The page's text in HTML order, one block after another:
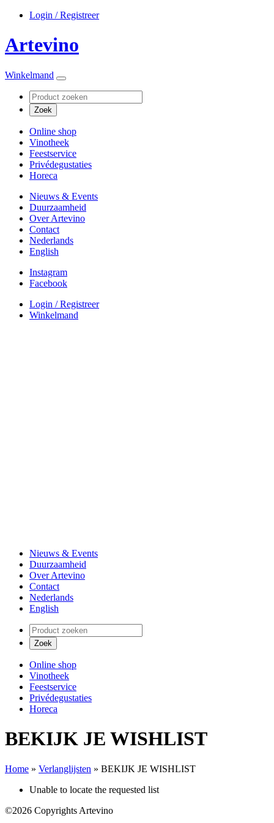
Login / Registreer
Artevino
Winkelmand
Online shop
Vinotheek
Feestservice
Privédegustaties
Horeca
Nieuws & Events
Duurzaamheid
Over Artevino
Contact
Nederlands
English
Instagram
Facebook
Login / Registreer
Winkelmand
Nieuws & Events
Duurzaamheid
Over Artevino
Contact
Nederlands
English
Online shop
Vinotheek
Feestservice
Privédegustaties
Horeca
BEKIJK JE WISHLIST
Home » Verlanglijsten » BEKIJK JE WISHLIST
Unable to locate the requested list
©2026 Copyrights Artevino